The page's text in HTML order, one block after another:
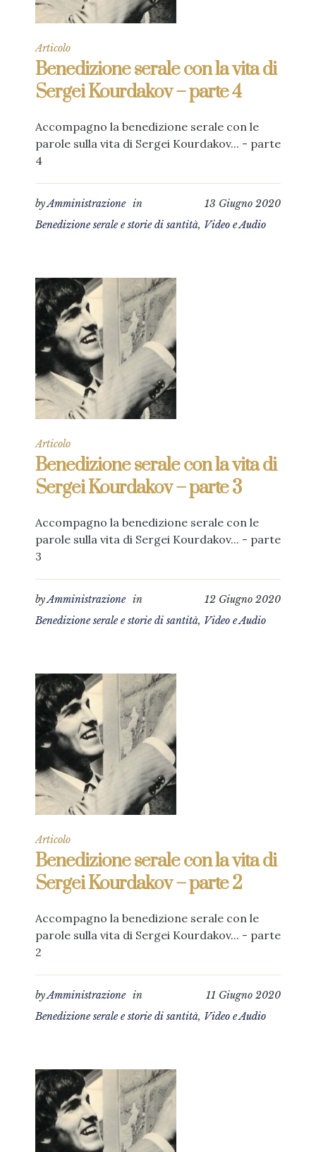
Articolo
Benedizione serale con la vita di
Sergei Kourdakov – parte 4
Accompagno la benedizione serale con le
parole sulla vita di Sergei Kourdakov... - parte
4
13 Giugno 2020
byAmministrazione in
Benedizione serale e storie di santità, Video e Audio
Articolo
Benedizione serale con la vita di
Sergei Kourdakov – parte 3
Accompagno la benedizione serale con le
parole sulla vita di Sergei Kourdakov... - parte
3
12 Giugno 2020
byAmministrazione in
Benedizione serale e storie di santità, Video e Audio
Articolo
Benedizione serale con la vita di
Sergei Kourdakov – parte 2
Accompagno la benedizione serale con le
parole sulla vita di Sergei Kourdakov... - parte
2
11 Giugno 2020
byAmministrazione in
Benedizione serale e storie di santità, Video e Audio